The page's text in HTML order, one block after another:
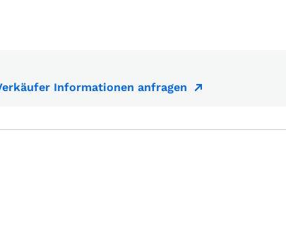
Informationen anfragen